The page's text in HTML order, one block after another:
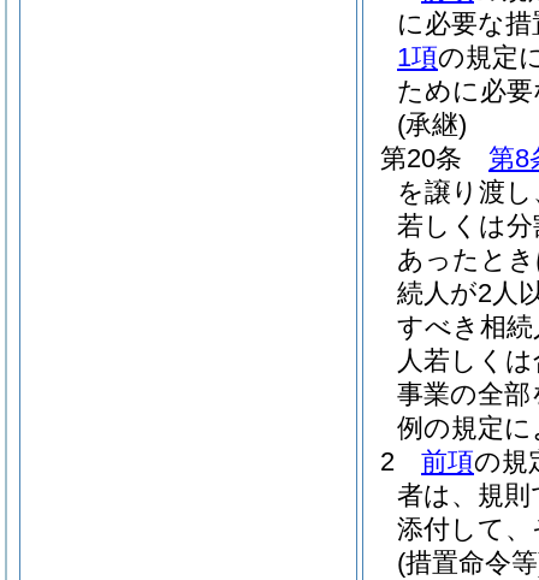
に必要な
1項の規定
ために必
(承継)
第20条
第8
を譲り渡
若しくは分
あったと
続人が2人
すべき相
人若しく
事業の全
例の規定
2
前項の規
者は、規
添付して
(措置命令